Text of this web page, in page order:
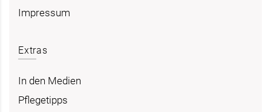
Impressum
Extras
In den Medien
Pflegetipps